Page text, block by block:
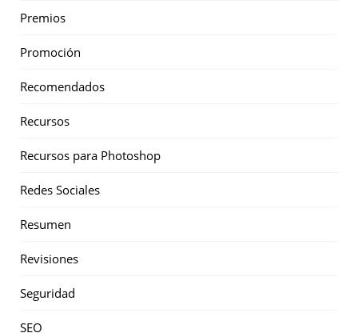
Premios
Promoción
Recomendados
Recursos
Recursos para Photoshop
Redes Sociales
Resumen
Revisiones
Seguridad
SEO